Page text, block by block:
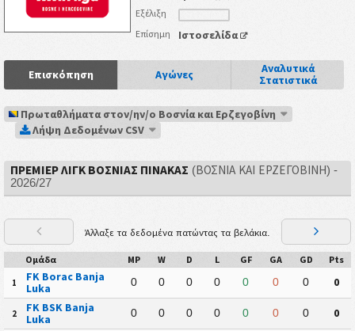
Εξέλιξη
Επίσημη
Ιστοσελίδα
Επισκόπηση Αγώνες
Αναλυτικά
Στατιστικά
Πρωταθλήματα στον/ην/ο Βοσνία και Ερζεγοβίνη
Λήψη Δεδομένων CSV
ΠΡΈΜΙΕΡ ΛΙΓΚ ΒΟΣΝΊΑΣ ΠΊΝΑΚΑΣ (ΒΟΣΝΊΑ ΚΑΙ ΕΡΖΕΓΟΒΊΝΗ) -
2026/27
Άλλαξε τα δεδομένα πατώντας τα βελάκια.
Ομάδα MP W D L GF GA GD Pts
1
FK Borac Banja
Luka
0 0 0 0 0 0 0 0
2
FK BSK Banja
Luka
0 0 0 0 0 0 0 0